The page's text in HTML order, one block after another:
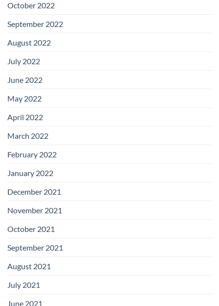
October 2022
September 2022
August 2022
July 2022
June 2022
May 2022
April 2022
March 2022
February 2022
January 2022
December 2021
November 2021
October 2021
September 2021
August 2021
July 2021
June 2021